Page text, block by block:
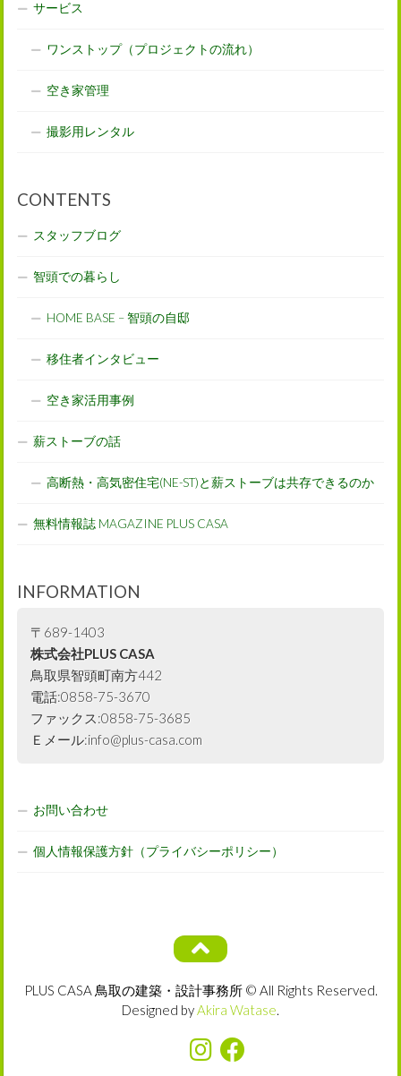
サービス
ワンストップ（プロジェクトの流れ）
空き家管理
撮影用レンタル
CONTENTS
スタッフブログ
智頭での暮らし
HOME BASE – 智頭の自邸
移住者インタビュー
空き家活用事例
薪ストーブの話
高断熱・高気密住宅(NE-ST)と薪ストーブは共存できるのか
無料情報誌 MAGAZINE PLUS CASA
INFORMATION
〒689-1403
株式会社PLUS CASA
鳥取県智頭町南方442
電話:0858-75-3670
ファックス:0858-75-3685
Ｅメール:info@plus-casa.com
お問い合わせ
個人情報保護方針（プライバシーポリシー）
PLUS CASA 鳥取の建築・設計事務所 © All Rights Reserved.
Designed byAkira Watase.